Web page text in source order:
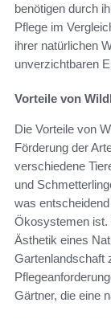
benötigen durch
Pflege im
ihrer natürlichen
unverzichtbaren
Vorteile von
Die Vorteile von
Förderung der
verschiedene
und
was
Ökosystemen ist.
Ästhetik eines
Gartenlandschaft
Gärtner, die eine